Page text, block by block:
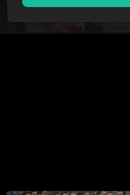
坛热议
麻豆黑料网 •2026年07月